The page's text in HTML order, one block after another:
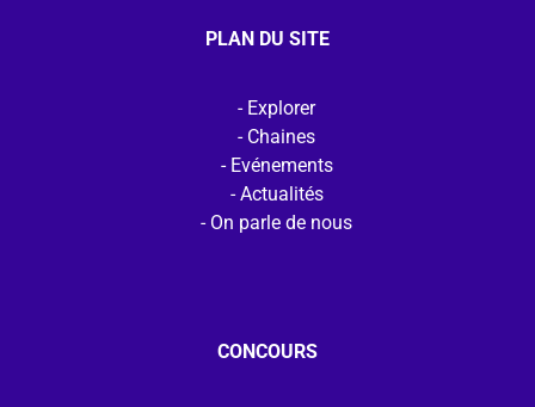
PLAN DU SITE
Explorer
Chaines
Evénements
Actualités
On parle de nous
CONCOURS